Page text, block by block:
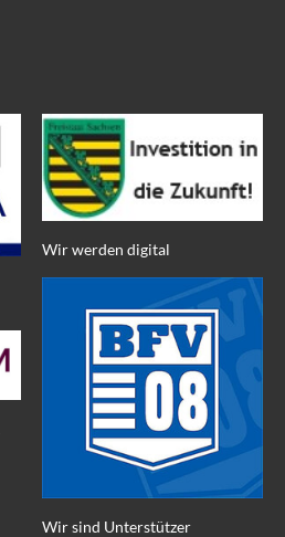
Wir werden digital
Wir sind Unterstützer